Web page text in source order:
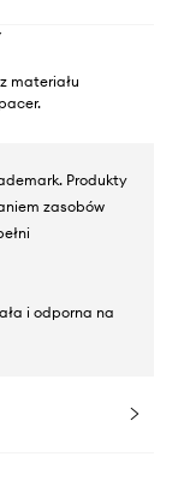
materiału
Produkty
zasobów
i odporna na